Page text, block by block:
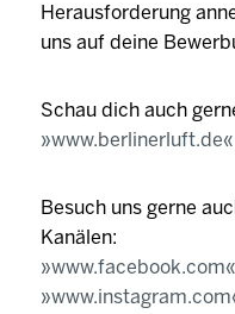
Herausforderung
uns auf deine
Schau dich auch
www.berlinerluft.de
Besuch uns gerne
Kanälen:
www.facebook.com
www.instagram.com